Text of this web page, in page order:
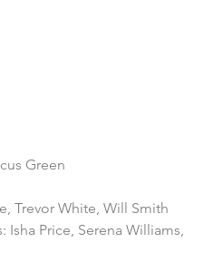
Green
Trevor White, Will Smith
Isha Price, Serena Williams,